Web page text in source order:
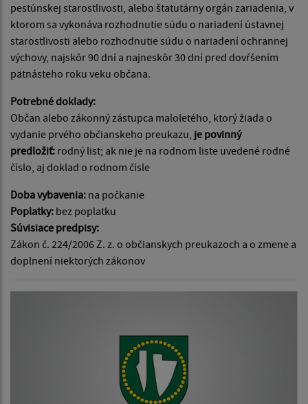
pestúnskej starostlivosti, alebo štatutárny orgán zariadenia, v
ktorom sa vykonáva rozhodnutie súdu o nariadení ústavnej
starostlivosti alebo rozhodnutie súdu o nariadení ochrannej
výchovy, najskôr 90 dní a najneskôr 30 dní pred dovŕšením
pätnásteho roku veku občana.
Potrebné doklady:
Občan alebo zákonný zástupca maloletého, ktorý žiada o
vydanie prvého občianskeho preukazu, je povinný
predložiť: rodný list; ak nie je na rodnom liste uvedené rodné
číslo, aj doklad o rodnom čísle
Doba vybavenia: na počkanie
Poplatky: bez poplatku
Súvisiace predpisy:
Zákon č. 224/2006 Z. z. o občianskych preukazoch a o zmene a
doplnení niektorých zákonov